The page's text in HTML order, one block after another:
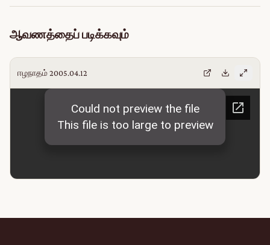
ஆவணத்தைப் படிக்கவும்
ஈழநாதம் 2005.04.12